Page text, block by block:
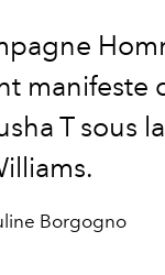
manifeste
T sous
Borgogno